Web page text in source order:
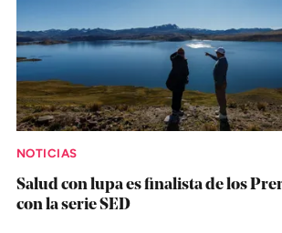
NOTICIAS
Salud con lupa es finalista de los
con la serie SED